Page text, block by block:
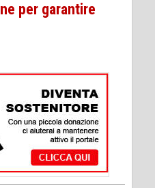
per garantire